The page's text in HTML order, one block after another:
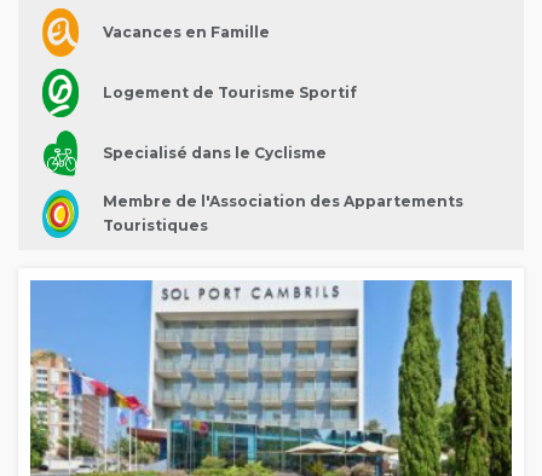
Vacances en Famille
Logement de Tourisme Sportif
Specialisé dans le Cyclisme
Membre de l'Association des Appartements
Touristiques